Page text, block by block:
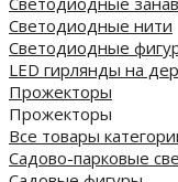
Светодиодные нити
Светодиодные
LED гирлянды на
Прожекторы
Прожекторы
Все товары
Садово-парковые